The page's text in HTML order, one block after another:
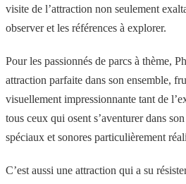
visite de l’attraction non seulement
observer et les références à explorer.
Pour les passionnés de parcs à thème,
attraction parfaite dans son ensemble,
visuellement impressionnante tant de
tous ceux qui osent s’aventurer dans
spéciaux et sonores particulièrement
C’est aussi une attraction qui a su